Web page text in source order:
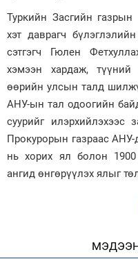
Туркийн Засгийн
хэт даврагч
сэтгэгч Гюлен
хэмээн хардаж,
өөрийн улсын талд
АНУ-ын тал одоогийн
суурийг илэрхийлэхээс
Прокурорын газраас
нь хорих ял болон 1900
ангид өнгөрүүлэх ялыг